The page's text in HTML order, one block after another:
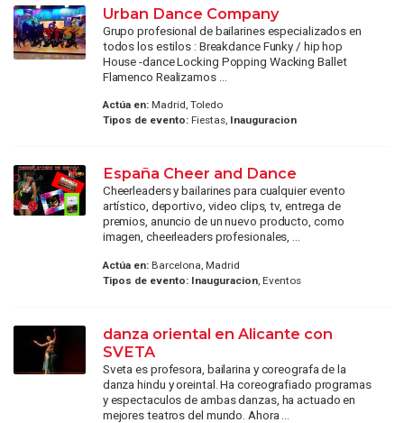
Urban Dance Company
Grupo profesional de bailarines especializados en
todos los estilos : Breakdance Funky / hip hop
House -dance Locking Popping Wacking Ballet
Flamenco Realizamos ...
Actúa en:Madrid, Toledo
Tipos de evento:Fiestas, Inauguracion
España Cheer and Dance
Cheerleaders y bailarines para cualquier evento
artístico, deportivo, video clips, tv, entrega de
premios, anuncio de un nuevo producto, como
imagen, cheerleaders profesionales, ...
Actúa en:Barcelona, Madrid
Tipos de evento: Inauguracion, Eventos
danza oriental en Alicante con
SVETA
Sveta es profesora, bailarina y coreografa de la
danza hindu y oreintal. Ha coreografiado programas
y espectaculos de ambas danzas, ha actuado en
mejores teatros del mundo. Ahora ...